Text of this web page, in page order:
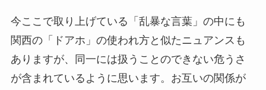
今ここで取り上げている「乱暴な言葉」の中にも
関西の「ドアホ」の使われ方と似たニュアンスも
ありますが、同一には扱うことのできない危うさ
が含まれているように思います。お互いの関係が